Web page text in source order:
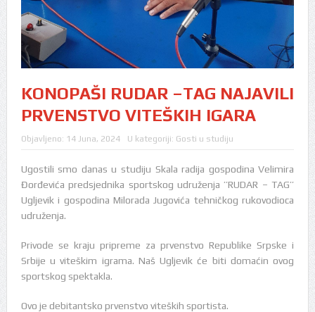
KONOPAŠI RUDAR –TAG NAJAVILI
PRVENSTVO VITEŠKIH IGARA
Objavljeno: 14 Juna, 2024 U kategoriji: Gosti u studiju
Ugostili smo danas u studiju Skala radija gospodina Velimira
Đorđevića predsjednika sportskog udruženja ’’RUDAR – TAG’’
Ugljevik i gospodina Milorada Jugovića tehničkog rukovodioca
udruženja.
Privode se kraju pripreme za prvenstvo Republike Srpske i
Srbije u viteškim igrama. Naš Ugljevik će biti domaćin ovog
sportskog spektakla.
Ovo je debitantsko prvenstvo viteških sportista.